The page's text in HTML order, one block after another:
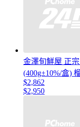
金澤旬鮮屋 正
(400g±10%/盒)
$2,862
$2,950